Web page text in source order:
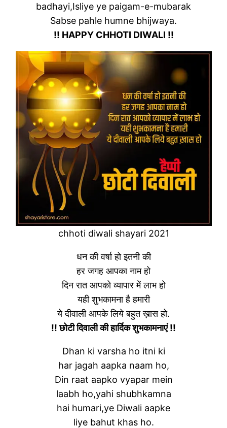
badhayi,Isliye ye paigam-e-mubarak
Sabse pahle humne bhijwaya.
!! HAPPY CHHOTI DIWALI !!
chhoti diwali shayari 2021
धन की वर्षा हो इतनी की
हर जगह आपका नाम हो
दिन रात आपको व्यापार में लाभ हो
यही शुभकामना है हमारी
ये दीवाली आपके लिये बहुत ख़ास हो.
!! छोटी दिवाली की हार्दिक शुभकामनाएं !!
Dhan ki varsha ho itni ki
har jagah aapka naam ho,
Din raat aapko vyapar mein
laabh ho,yahi shubhkamna
hai humari,ye Diwali aapke
liye bahut khas ho.